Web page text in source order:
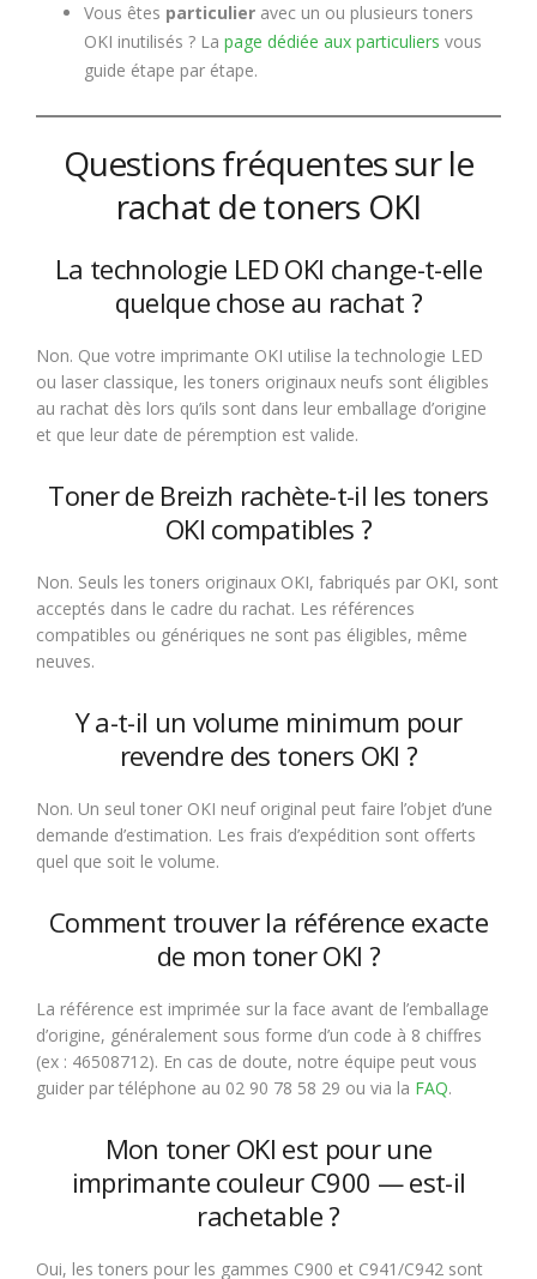
Vous êtes particulier avec un ou plusieurs toners
OKI inutilisés ? La page dédiée aux particuliers vous
guide étape par étape.
Questions fréquentes sur le
rachat de toners OKI
La technologie LED OKI change-t-elle
quelque chose au rachat ?
Non. Que votre imprimante OKI utilise la technologie LED
ou laser classique, les toners originaux neufs sont éligibles
au rachat dès lors qu’ils sont dans leur emballage d’origine
et que leur date de péremption est valide.
Toner de Breizh rachète-t-il les toners
OKI compatibles ?
Non. Seuls les toners originaux OKI, fabriqués par OKI, sont
acceptés dans le cadre du rachat. Les références
compatibles ou génériques ne sont pas éligibles, même
neuves.
Y a-t-il un volume minimum pour
revendre des toners OKI ?
Non. Un seul toner OKI neuf original peut faire l’objet d’une
demande d’estimation. Les frais d’expédition sont offerts
quel que soit le volume.
Comment trouver la référence exacte
de mon toner OKI ?
La référence est imprimée sur la face avant de l’emballage
d’origine, généralement sous forme d’un code à 8 chiffres
(ex : 46508712). En cas de doute, notre équipe peut vous
guider par téléphone au 02 90 78 58 29 ou via la FAQ.
Mon toner OKI est pour une
imprimante couleur C900 — est-il
rachetable ?
Oui, les toners pour les gammes C900 et C941/C942 sont